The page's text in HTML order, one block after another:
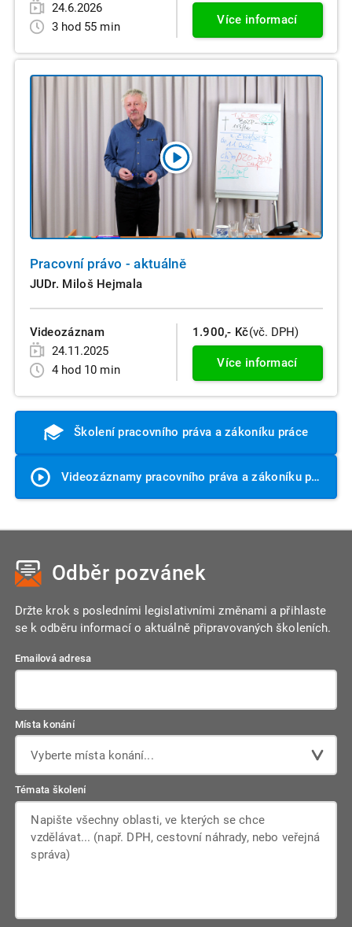
24.6.2026
3 hod 55 min
Více informací
Pracovní právo - aktuálně
JUDr. Miloš Hejmala
Videozáznam
24.11.2025
4 hod 10 min
1.900,- Kč(vč. DPH)
Více informací
Školení pracovního práva a zákoníku práce
Videozáznamy pracovního práva a zákoníku práce
Odběr pozvánek
Držte krok s posledními legislativními změnami a přihlaste
se k odběru informací o aktuálně připravovaných školeních.
Emailová adresa
Místa konání
Vyberte místa konání...
Témata školení